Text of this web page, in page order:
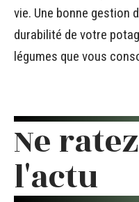
vie. Une bonne gestion
durabilité de votre
légumes que vous
Ne
l'actu